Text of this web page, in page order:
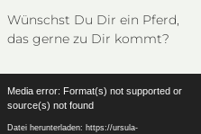
Wünschst Du Dir ein Pferd,
das gerne zu Dir kommt?
Player
Media error: Format(s) not supported or
source(s) not found
Datei herunterladen: https://ursula-